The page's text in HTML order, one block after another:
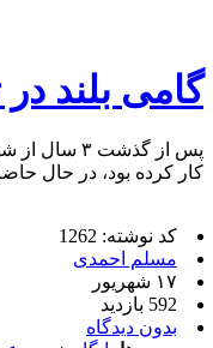
گامی بلند
کار کرده بود، در حال حاضر با ۱۱۰ گنجه و ۲۲۰ نمایندگی گنجدار در کشور
کد نوشته: 1262
مسلم احمدی
۱۷ شهریور
592 بازدید
بدون دیدگاه